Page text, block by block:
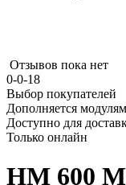
Отзывов пока нет
0-0-18
Выбор покупателей
Дополняется
Доступно для
Только онлайн
НМ 600